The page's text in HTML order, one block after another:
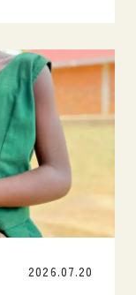
2026.07.20